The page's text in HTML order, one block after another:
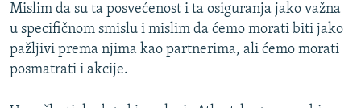
Mislim da su ta posvećenost i ta osiguranja jako važna
u specifičnom smislu i mislim da ćemo morati biti jako
pažljivi prema njima kao partnerima, ali ćemo morati
posmatrati i akcije.